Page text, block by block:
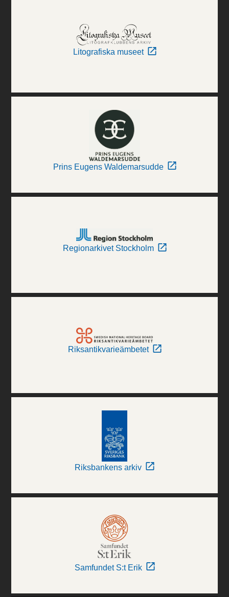
Litografiska museet
Prins Eugens Waldemarsudde
Regionarkivet Stockholm
Riksantikvarieämbetet
Riksbankens arkiv
Samfundet S:t Erik